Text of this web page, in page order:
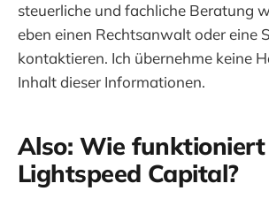
steuerliche und fachliche Beratung
eben einen Rechtsanwalt oder eine
kontaktieren. Ich übernehme keine
Inhalt dieser Informationen.
Also: Wie funktioniert
Lightspeed Capital?